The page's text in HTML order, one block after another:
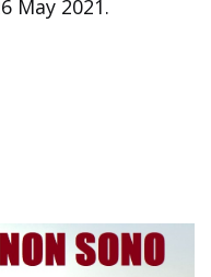
May 2021.
sistema alimentare e
trappola dei pesticidi (